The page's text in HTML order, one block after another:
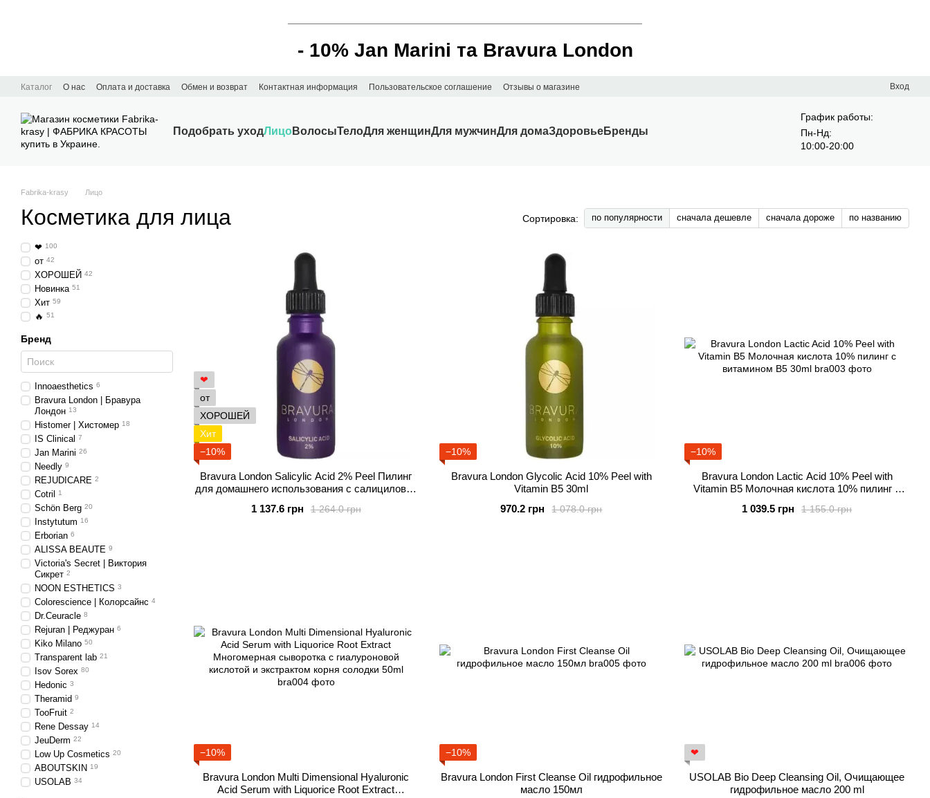
- 10% Jan Marini та Bravura London
Перейти к основному контенту
Каталог О нас Оплата и доставка Обмен и возврат Контактная информация Пользовательское соглашение Отзывы о магазине Вход
Подобрать уходЛицоВолосыТелоДля женщинДля мужчинДля домаЗдоровьеБренды
График работы:
Пн-Нд:
10:00-20:00
Fabrika-krasy Лицо
Косметика для лица Сортировка: по популярности сначала дешевле сначала дороже по названию
❤
от
ХОРОШЕЙ
Хит
−10%
Bravura London Salicylic Acid 2% Peel Пилинг
для домашнего использования с салициловой
1 264.0 грн
1 137.6 грн
−10%
Bravura London Glycolic Acid 10% Peel with
Vitamin B5 30ml
1 078.0 грн
970.2 грн
−10%
Bravura London Lactic Acid 10% Peel with
Vitamin B5 Молочная кислота 10% пилинг с
1 155.0 грн
1 039.5 грн
−10%
Bravura London Multi Dimensional Hyaluronic
Acid Serum with Liquorice Root Extract
−10%
Bravura London First Cleanse Oil гидрофильное
масло 150мл
❤
USOLAB Bio Deep Cleansing Oil, Очищающее
гидрофильное масло 200 ml
❤ 100
от 42
ХОРОШЕЙ 42
Новинка 51
Хит 59
🔥 51
Бренд
Innoaesthetics 6
Bravura London | Бравура
Лондон 13
Histomer | Хистомер 18
IS Clinical 7
Jan Marini 26
Needly 9
REJUDICARE 2
Cotril 1
Schön Berg 20
Instytutum 16
Erborian 6
ALISSA BEAUTE 9
Victoria's Secret | Виктория
Сикрет 2
NOON ESTHETICS 3
Colorescience | Колорсайнс 4
Dr.Ceuracle 8
Rejuran | Реджуран 6
Kiko Milano 50
Transparent lab 21
Isov Sorex 80
Hedonic 3
Theramid 9
TooFruit 2
Rene Dessay 14
JeuDerm 22
Low Up Cosmetics 20
ABOUTSKIN 19
USOLAB 34